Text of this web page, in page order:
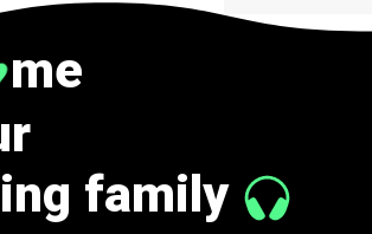
me
family